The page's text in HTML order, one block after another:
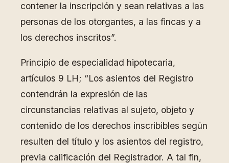
contener la inscripción y sean relativas a las
personas de los otorgantes, a las fincas y a
los derechos inscritos”.
Principio de especialidad hipotecaria,
artículos 9 LH; “Los asientos del Registro
contendrán la expresión de las
circunstancias relativas al sujeto, objeto y
contenido de los derechos inscribibles según
resulten del título y los asientos del registro,
previa calificación del Registrador. A tal fin,